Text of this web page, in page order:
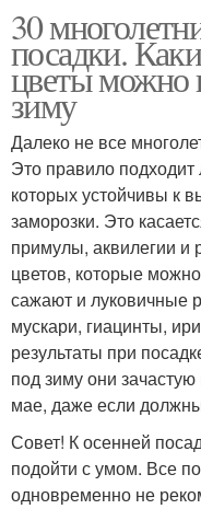
30
посадки.
цветы можно
зиму
Далеко не все
Это правило подходит
которых устойчивы к
заморозки. Это
примулы, аквилегии и
цветов, которые
сажают и луковичные
мускари, гиацинты,
результаты при
под зиму они
мае, даже если
Совет! К осенней
подойти с умом. Все
одновременно не